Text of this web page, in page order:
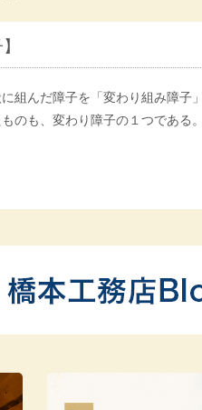
組んだ障子を「変わり組み障子
のも、変わり障子の１つである。